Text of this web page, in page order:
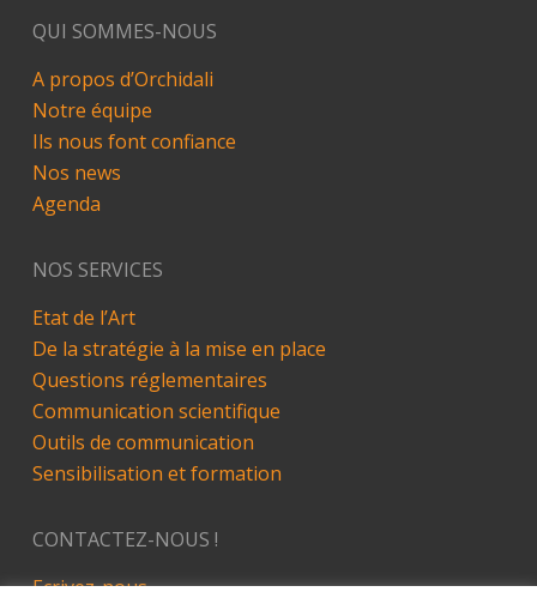
QUI SOMMES-NOUS
A propos d’Orchidali
Notre équipe
Ils nous font confiance
Nos news
Agenda
NOS SERVICES
Etat de l’Art
De la stratégie à la mise en place
Questions réglementaires
Communication scientifique
Outils de communication
Sensibilisation et formation
CONTACTEZ-NOUS !
Ecrivez-nous